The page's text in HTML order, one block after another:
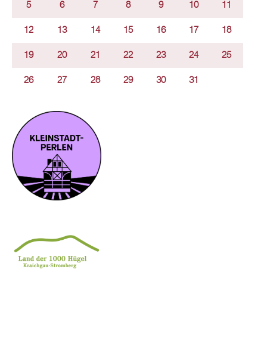
5 6 7 8 9 10 11
12 13 14 15 16 17 18
19 20 21 22 23 24 25
26 27 28 29 30 31